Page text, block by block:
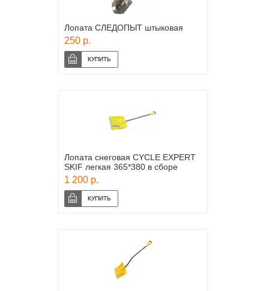
Лопата СЛЕДОПЫТ штыковая
250 р.
Лопата снеговая CYCLE EXPERT
SKIF легкая 365*380 в сборе
1 200 р.